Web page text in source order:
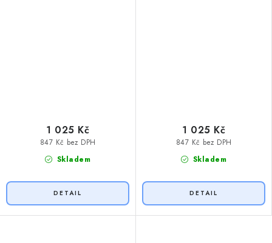
Skladem
847 Kč bez DPH
1 025 Kč
Skladem
847 Kč bez DPH
1 025 Kč